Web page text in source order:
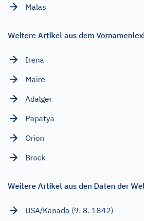
Malas
Weitere Artikel aus dem
Irena
Maire
Adalger
Papatya
Orion
Brock
Weitere Artikel aus den Daten der
USA/Kanada (9. 8. 1842)